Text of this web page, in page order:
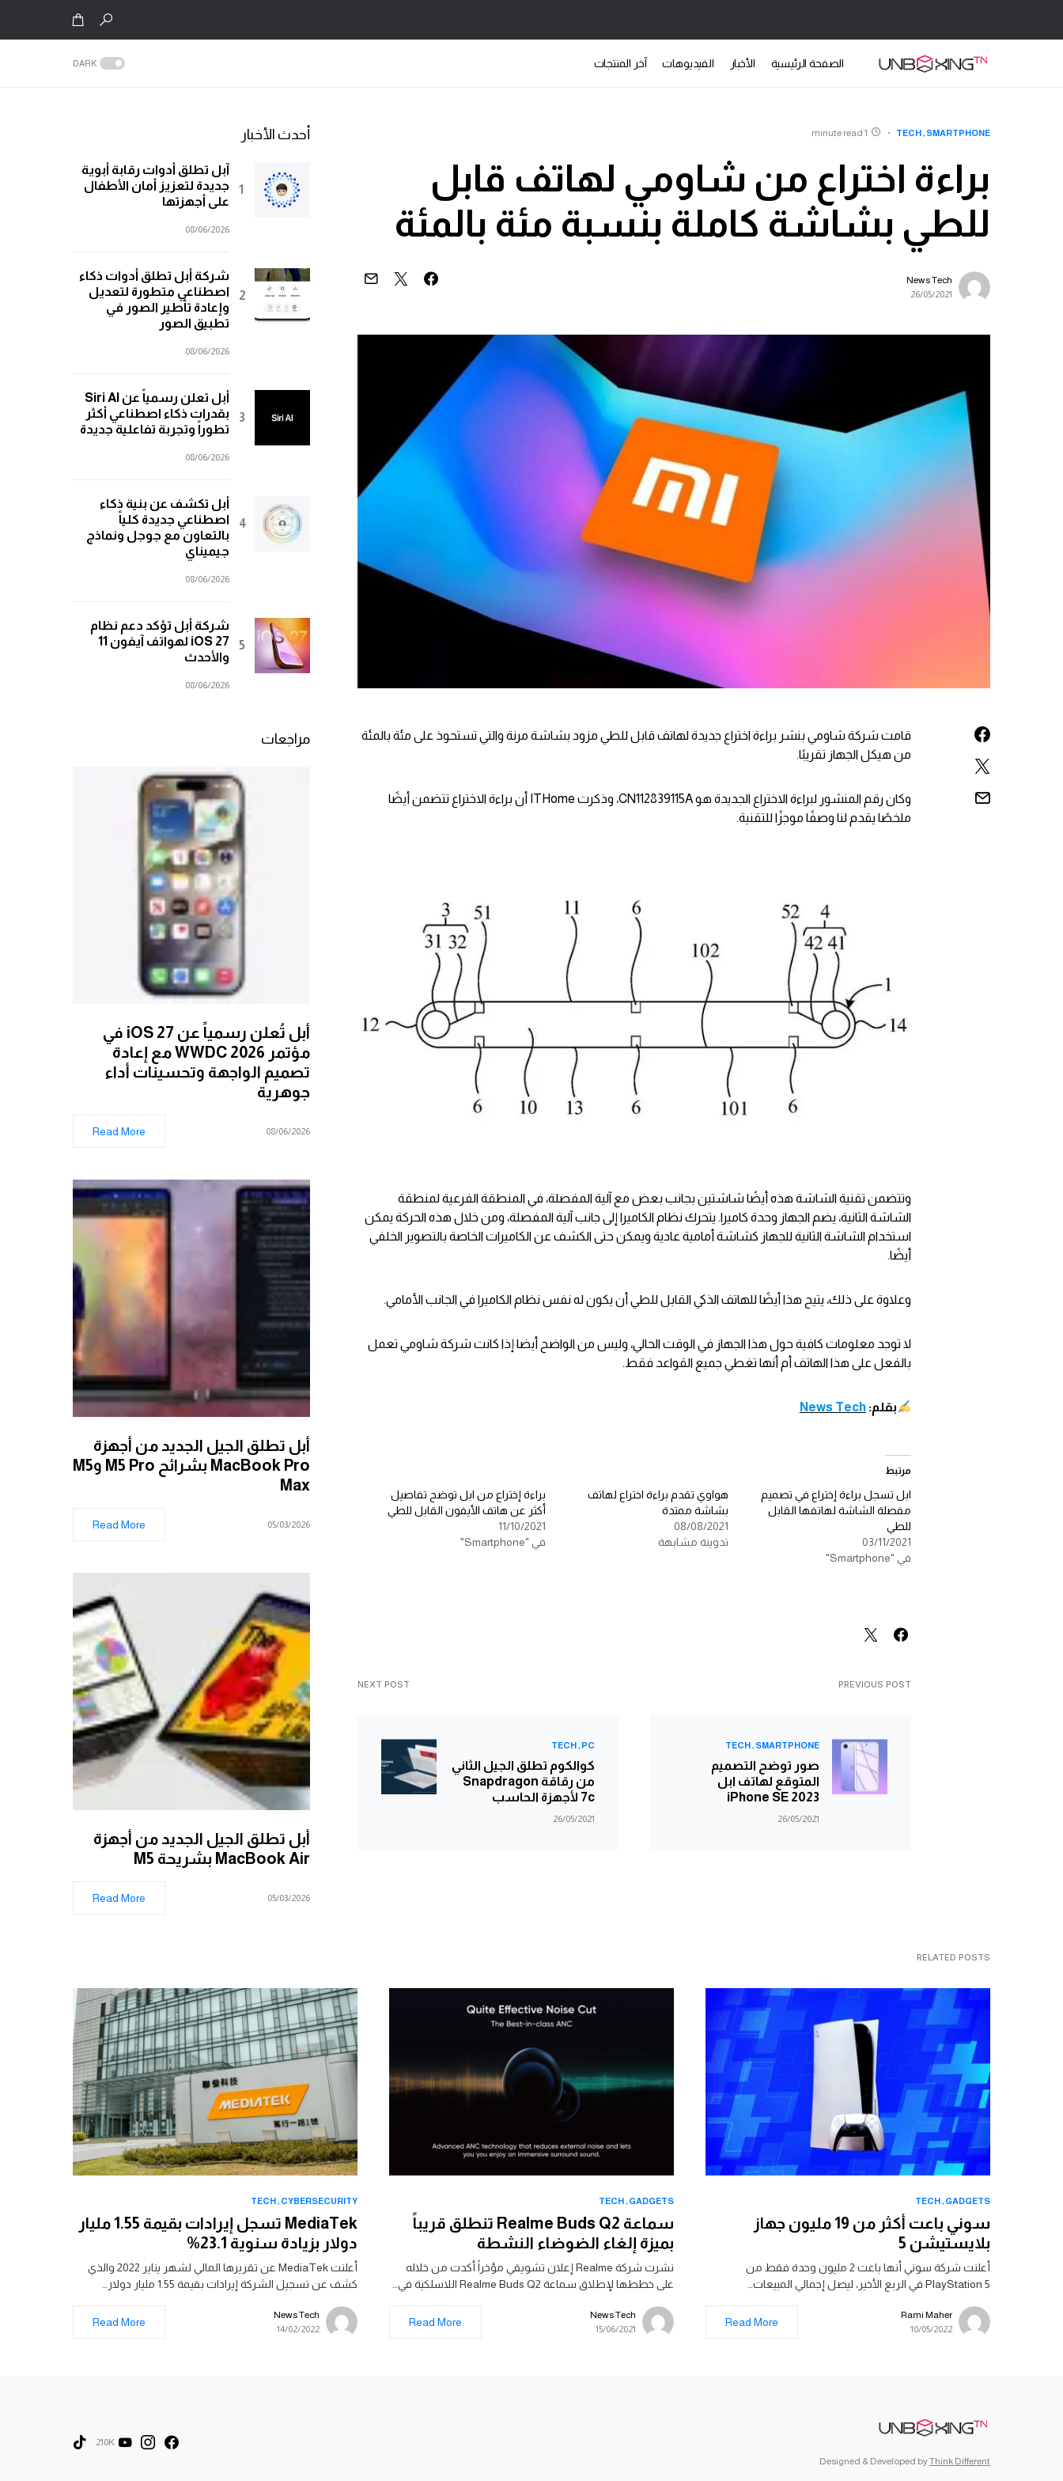
الصفحة الرئيسية الأخبار الفيديوهات آخر المنتجات DARK
SMARTPHONE
TECH
1 minute read
براءة اختراع من شاومي لهاتف قابل
للطي بشاشة كاملة بنسبة مئة بالمئة
News Tech
26/05/2021
قامت شركة شاومي بنشر براءة اختراع جديدة لهاتف قابل للطي مزود بشاشة مرنة والتي تستحوذ على مئة بالمئة
من هيكل الجهاز تقريبًا.
وكان رقم المنشور لبراءة الاختراع الجديدة هو CN112839115A، وذكرت ITHome أن براءة الاختراع تتضمن أيضًا
ملخصًا يقدم لنا وصفًا موجزًا ​​للتقنية.
وتتضمن تقنية الشاشة هذه أيضًا شاشتين بجانب بعض مع آلية المفصلة، في المنطقة الفرعية لمنطقة
الشاشة الثانية، يضم الجهاز وحدة كاميرا. يتحرك نظام الكاميرا إلى جانب آلية المفصلة، ومن خلال هذه الحركة يمكن
استخدام الشاشة الثانية للجهاز كشاشة أمامية عادية ويمكن حتى الكشف عن الكاميرات الخاصة بالتصوير الخلفي
أيضًا.
وعلاوة على ذلك، يتيح هذا أيضًا للهاتف الذكي القابل للطي أن يكون له نفس نظام الكاميرا في الجانب الأمامي.
لا توجد معلومات كافية حول هذا الجهاز في الوقت الحالي، وليس من الواضح أيضا إذا كانت شركة شاومي تعمل
بالفعل على هذا الهاتف أم أنها تغطي جميع القواعد فقط.
بقلم:News Tech
مرتبط
ابل تسجل براءة إختراع في تصميم
مفصلة الشاشة لهاتفها القابل
للطي
03/11/2021
في "Smartphone"
هواوي تقدم براءة اختراع لهاتف
بشاشة ممتدة
08/08/2021
تدوينة مشابهة
براءة إختراع من ابل توضح تفاصيل
أكثر عن هاتف الأيفون القابل للطي
11/10/2021
في "Smartphone"
PREVIOUS POST
SMARTPHONE
TECH
صور توضح التصميم
المتوقع لهاتف ابل
iPhone SE 2023
26/05/2021
NEXT POST
PC
TECH
كوالكوم تطلق الجيل الثاني
من رقاقة Snapdragon
7c لأجهزة الحاسب
26/05/2021
أحدث الأخبار
آبل تطلق أدوات رقابة أبوية
جديدة لتعزيز أمان الأطفال
على أجهزتها
08/06/2026
شركة أبل تطلق أدوات ذكاء
اصطناعي متطورة لتعديل
وإعادة تأطير الصور في
تطبيق الصور
08/06/2026
أبل تعلن رسمياً عن Siri AI
بقدرات ذكاء اصطناعي أكثر
تطوراً وتجربة تفاعلية جديدة
08/06/2026
أبل تكشف عن بنية ذكاء
اصطناعي جديدة كلياً
بالتعاون مع جوجل ونماذج
جيميناي
08/06/2026
شركة أبل تؤكد دعم نظام
iOS 27 لهواتف آيفون 11
والأحدث
08/06/2026
مراجعات
أبل تُعلن رسمياً عن iOS 27 في
مؤتمر WWDC 2026 مع إعادة
تصميم الواجهة وتحسينات أداء
جوهرية
08/06/2026
Read More
أبل تطلق الجيل الجديد من أجهزة
MacBook Pro بشرائح M5 Pro وM5
Max
05/03/2026
Read More
أبل تطلق الجيل الجديد من أجهزة
MacBook Air بشريحة M5
05/03/2026
Read More
RELATED POSTS
GADGETS
TECH
سوني باعت أكثر من 19 مليون جهاز
بلايستيشن 5
أعلنت شركة سوني أنها باعت 2 مليون وحدة فقط من
PlayStation 5 في الربع الأخير، ليصل إجمالي المبيعات…
Rami Maher
10/05/2022
Read More
GADGETS
TECH
سماعة Realme Buds Q2 تنطلق قريباً
بميزة إلغاء الضوضاء النشطة
نشرت شركة Realme إعلان تشويقي مؤخراً أكدت من خلاله
على خططها لإطلاق سماعة Realme Buds Q2 اللاسلكية في…
News Tech
15/06/2021
Read More
CYBERSECURITY
TECH
MediaTek تسجل إيرادات بقيمة 1.55 مليار
دولار بزيادة سنوية 23.1%
أعلنت MediaTek عن تقريرها المالي لشهر يناير 2022 والذي
كشف عن تسجيل الشركة إيرادات بقيمة 1.55 مليار دولار…
News Tech
14/02/2022
Read More
Designed & Developed byThink Different
210K